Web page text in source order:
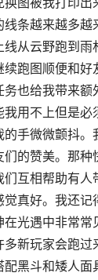
条越来越多
从云野跑到
跑图顺便和
也给我带来
用不上但是
手微微颤抖
的赞美。那种
互相帮助有
真好。我还
光遇中非常常
新玩家会跑
黑斗和矮人面